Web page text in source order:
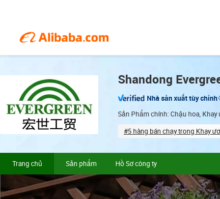
Shandong
Nhà sản xuất tùy chỉnh
Sản Phẩm chính: Chậu hoa,
#5 hàng bán chạy trong Khay
Trang chủ Sản phẩm Hồ Sơ công ty